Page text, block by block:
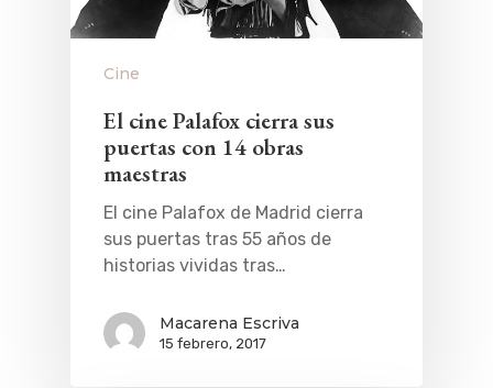
Cine
El cine Palafox cierra sus
puertas con 14 obras
maestras
El cine Palafox de Madrid cierra
sus puertas tras 55 años de
historias vividas tras…
Macarena Escriva
15 febrero, 2017